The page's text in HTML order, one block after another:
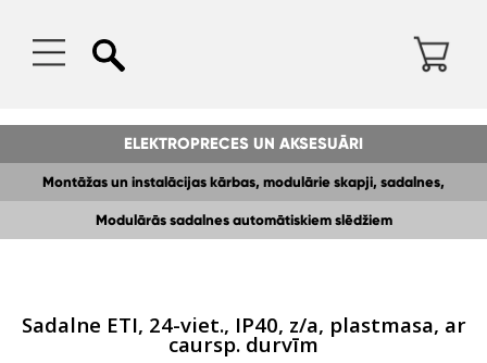
ELEKTROPRECES UN AKSESUĀRI
Montāžas un instalācijas kārbas, modulārie skapji, sadalnes,
kopnes,DIN sliedes
Modulārās sadalnes automātiskiem slēdžiem
Sadalne ETI, 24-viet., IP40, z/a, plastmasa, ar
caursp. durvīm